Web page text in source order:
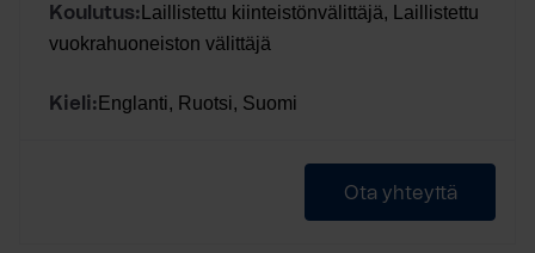
Koulutus: Laillistettu kiinteistönvälittäjä, Laillistettu
vuokrahuoneiston välittäjä
Kieli: Englanti, Ruotsi, Suomi
Ota yhteyttä